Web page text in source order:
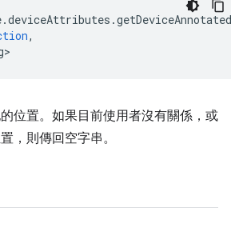
.deviceAttributes .
,
位置。如果目前使用者沒有關係，或
，則傳回空字串。